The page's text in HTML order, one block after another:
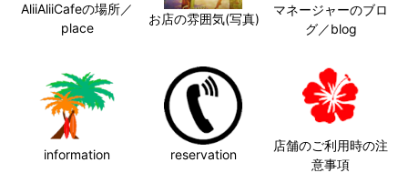
AliiAliiCafeの場所／
place
お店の雰囲気(写真)
マネージャーのブロ
グ／blog
information reservation
店舗のご利用時の注
意事項